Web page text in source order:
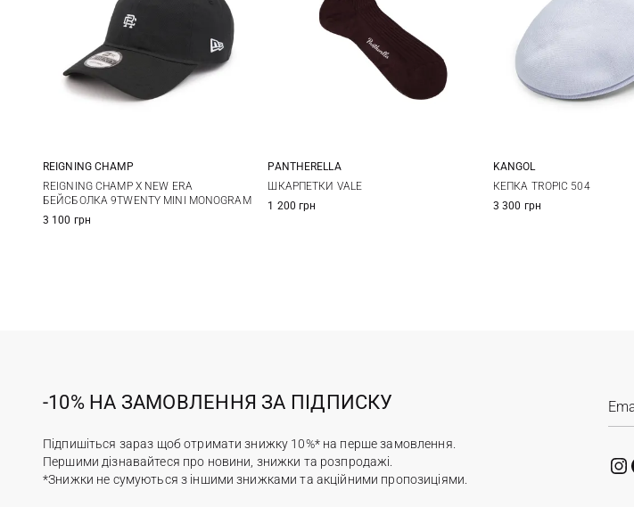
One size
REIGNING CHAMP
REIGNING CHAMP X NEW ERA
БЕЙСБОЛКА 9TWENTY MINI MONOGRAM
3 100 грн
10,5 11
PANTHERELLA
ШКАРПЕТКИ VALE
1 200 грн
S M
KANGOL
КЕПКА TROPIC 504
3 300 грн
-10% НА ЗАМОВЛЕННЯ ЗА ПІДПИСКУ
Підпишіться зараз щоб отримати знижку 10%* на перше замовлення.
Першими дізнавайтеся про новини, знижки та розпродажі.
*Знижки не сумуються з іншими знижками та акційними пропозиціями.